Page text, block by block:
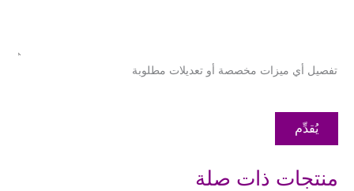
تفصيل أي ميزات مخصصة أو تعديلات مطلوبة
يُقدِّم
منتجات ذات صلة